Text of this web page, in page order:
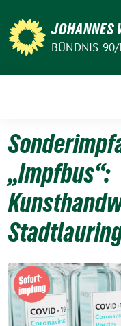
zum
Inhalt
JOHANNES
BÜNDNIS 90/
„Impfbus“: